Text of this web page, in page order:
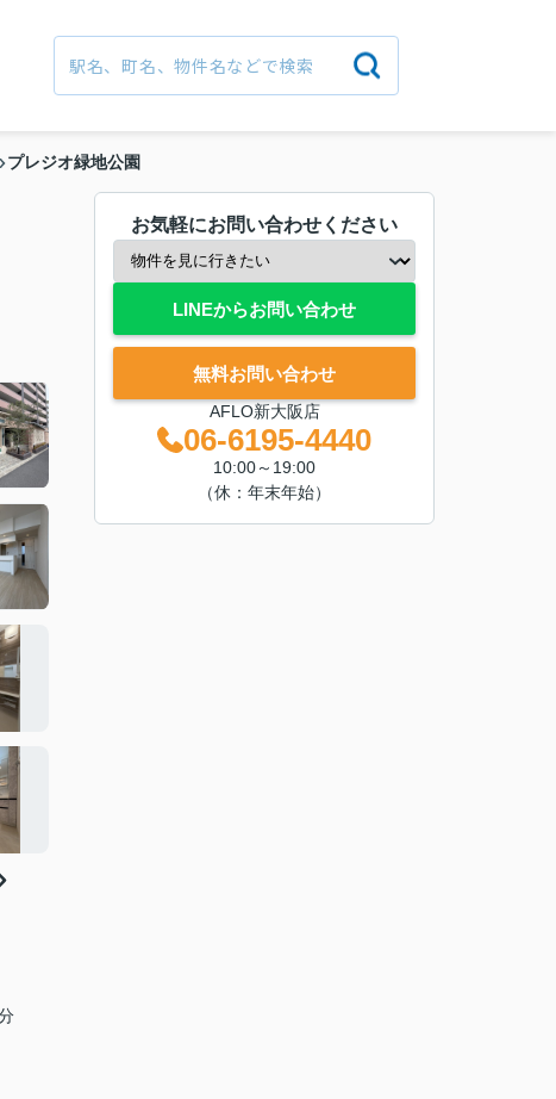
プレジオ緑地公園
お気軽にお問い合わせください
LINEからお問い合わせ
無料お問い合わせ
AFLO新大阪店
06-6195-4440
10:00～19:00
（休：年末年始）